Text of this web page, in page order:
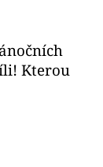
Kterou